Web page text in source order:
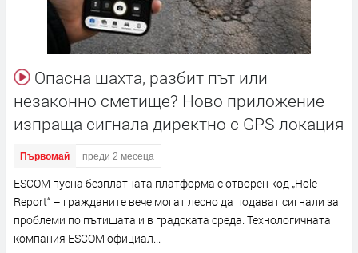
Опасна шахта, разбит път или
незаконно сметище? Ново приложение
изпраща сигнала директно с GPS локация
Първомай преди 2 месеца
ESCOM пусна безплатната платформа с отворен код „Hole
Report“ – гражданите вече могат лесно да подават сигнали за
проблеми по пътищата и в градската среда. Технологичната
компания ESCOM официал...